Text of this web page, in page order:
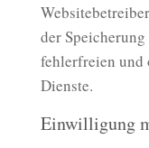
der
fehlerfreien und
Dienste.
Einwilligung